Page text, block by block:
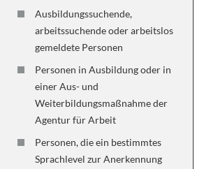
Ausbildungssuchende,
arbeitssuchende oder arbeitslos
gemeldete Personen
Personen in Ausbildung oder in
einer Aus- und
Weiterbildungsmaßnahme der
Agentur für Arbeit
Personen, die ein bestimmtes
Sprachlevel zur Anerkennung